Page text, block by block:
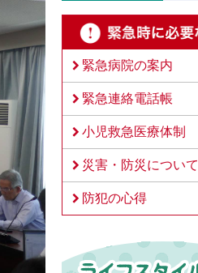
緊急病院の案内
緊急連絡電話帳
小児救急医療体制
災害・防災について
防犯の心得